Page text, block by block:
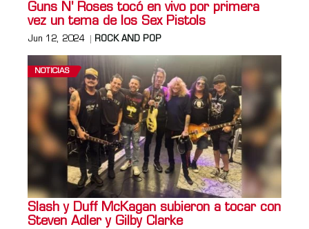
Guns N' Roses tocó en vivo por primera
vez un tema de los Sex Pistols
Jun 12, 2024 ROCK AND POP
NOTICIAS
Slash y Duff McKagan subieron a tocar con
Steven Adler y Gilby Clarke